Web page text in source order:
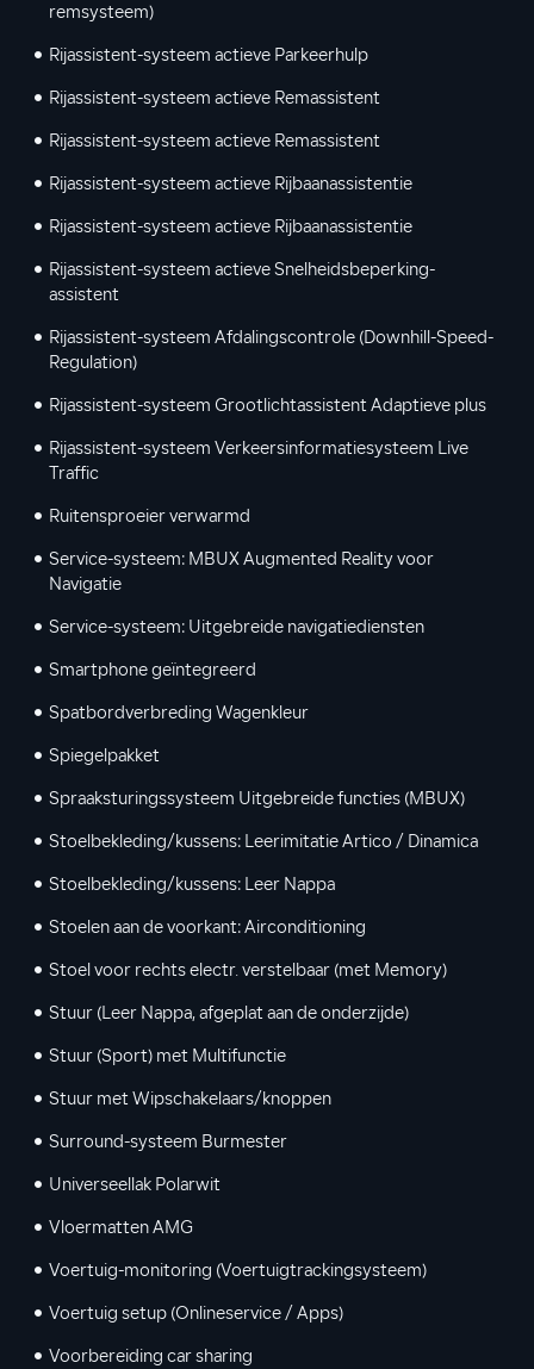
remsysteem)
Rijassistent-systeem actieve Parkeerhulp
Rijassistent-systeem actieve Remassistent
Rijassistent-systeem actieve Remassistent
Rijassistent-systeem actieve Rijbaanassistentie
Rijassistent-systeem actieve Rijbaanassistentie
Rijassistent-systeem actieve Snelheidsbeperking-
assistent
Rijassistent-systeem Afdalingscontrole (Downhill-Speed-
Regulation)
Rijassistent-systeem Grootlichtassistent Adaptieve plus
Rijassistent-systeem Verkeersinformatiesysteem Live
Traffic
Ruitensproeier verwarmd
Service-systeem: MBUX Augmented Reality voor
Navigatie
Service-systeem: Uitgebreide navigatiediensten
Smartphone geïntegreerd
Spatbordverbreding Wagenkleur
Spiegelpakket
Spraaksturingssysteem Uitgebreide functies (MBUX)
Stoelbekleding/kussens: Leerimitatie Artico / Dinamica
Stoelbekleding/kussens: Leer Nappa
Stoelen aan de voorkant: Airconditioning
Stoel voor rechts electr. verstelbaar (met Memory)
Stuur (Leer Nappa, afgeplat aan de onderzijde)
Stuur (Sport) met Multifunctie
Stuur met Wipschakelaars/knoppen
Surround-systeem Burmester
Universeellak Polarwit
Vloermatten AMG
Voertuig-monitoring (Voertuigtrackingsysteem)
Voertuig setup (Onlineservice / Apps)
Voorbereiding car sharing